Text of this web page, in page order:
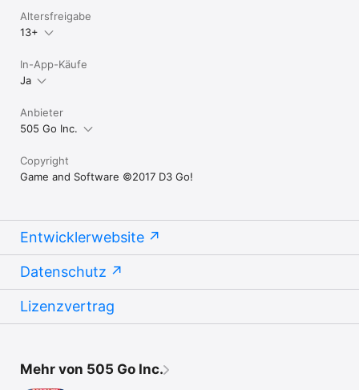
Altersfreigabe
13+
In-App-Käufe
Ja
Anbieter
505 Go Inc.
Copyright
Game and Software ©2017 D3 Go!
Entwicklerwebsite
Datenschutz
Lizenzvertrag
Mehr von 505 Go Inc.